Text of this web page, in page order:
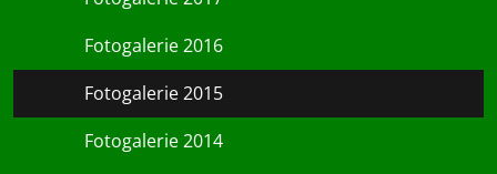
Fotogalerie 2016
Fotogalerie 2015
Fotogalerie 2014